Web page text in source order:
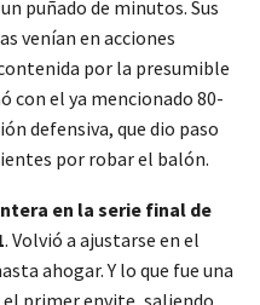
puñado de minutos. Sus
venían en acciones
por la presumible
con el ya mencionado 80-
defensiva, que dio paso
por robar el balón.
en la serie final de
. Volvió a ajustarse en el
ahogar. Y lo que fue una